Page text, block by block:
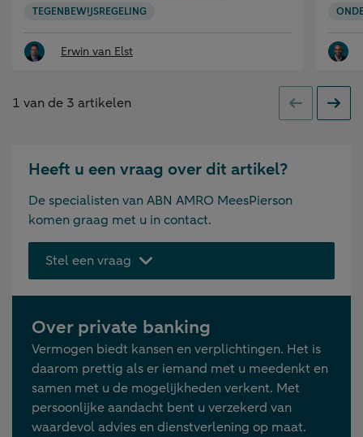
TEGENBEWIJSREGELING
Erwin van Elst
1 van de 3 artikelen Vorige
Heeft u een vraag over dit artikel?
De specialisten van ABN AMRO MeesPierson
komen graag met u in contact.
Stel een vraag
Over private banking
Vermogen biedt kansen en verplichtingen. Het is
daarom prettig als er iemand met u meedenkt en
samen met u de mogelijkheden verkent. Met
persoonlijke aandacht bent u verzekerd van
waardevol advies en dienstverlening op maat.